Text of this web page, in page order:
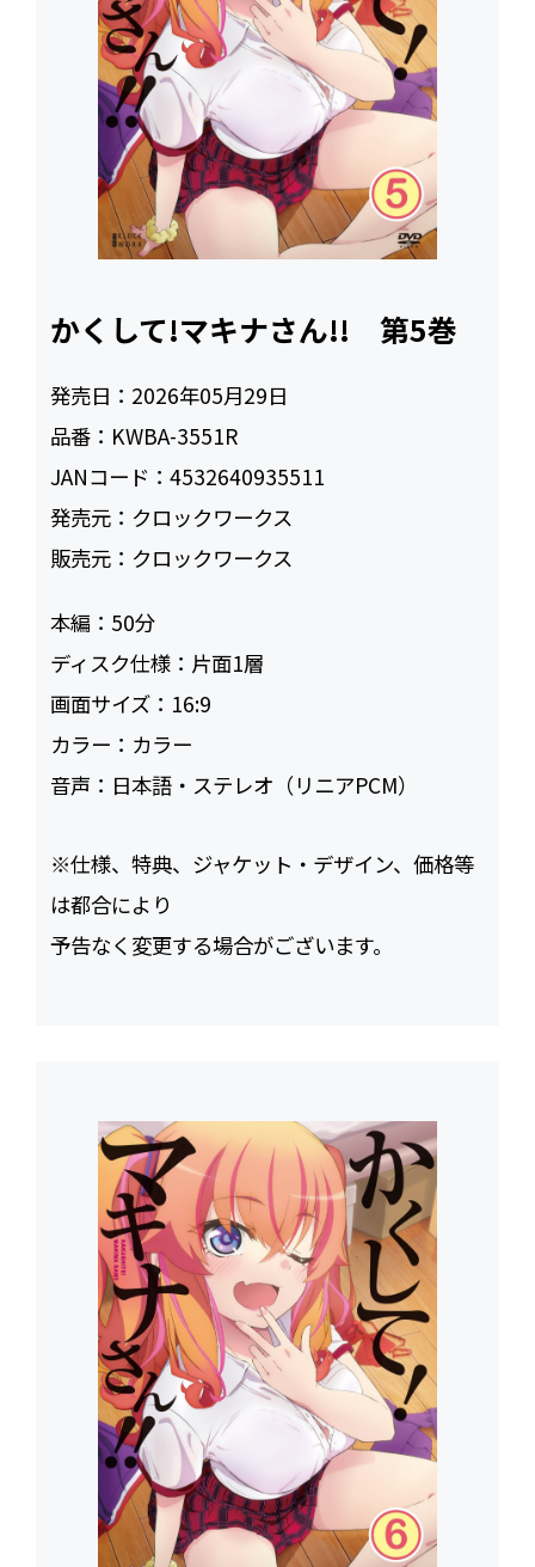
かくして!マキナさん!! 第5巻
発売日： 2026年05月29日
品番： KWBA-3551R
JANコード：4532640935511
発売元： クロックワークス
販売元： クロックワークス
本編： 50
ディスク仕様： 片面1層
画面サイズ： 16:9
カラー： カラー
音声： 日本語・ステレオ（リニアPCM）
※仕様、特典、ジャケット・デザイン、価格等
は都合により
予告なく変更する場合がございます。